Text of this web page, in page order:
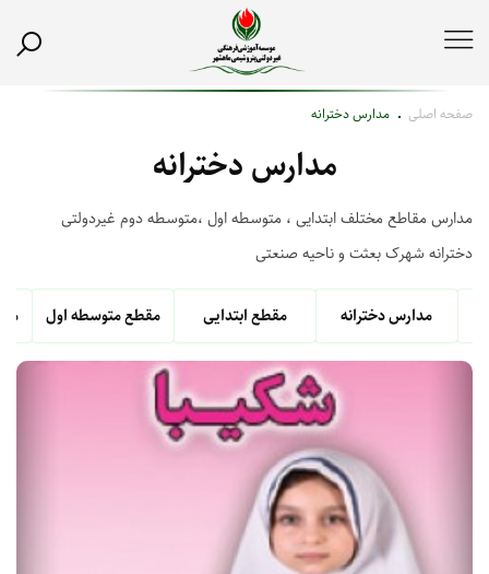
صفحه اصلی مدارس دخترانه
مدارس دخترانه
مدارس مقاطع مختلف ابتدایی ، متوسطه اول ،متوسطه دوم غیردولتی
دخترانه شهرک بعثت و ناحیه صنعتی
مدارس دخترانه مقطع ابتدایی مقطع متوسطه اول